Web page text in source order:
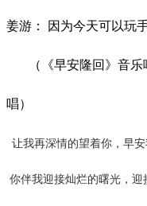
姜游： 因为今天可以玩手
（《早安隆回》音
唱）
让我再深情的望着你，早安
你伴我迎接灿烂的曙光，迎